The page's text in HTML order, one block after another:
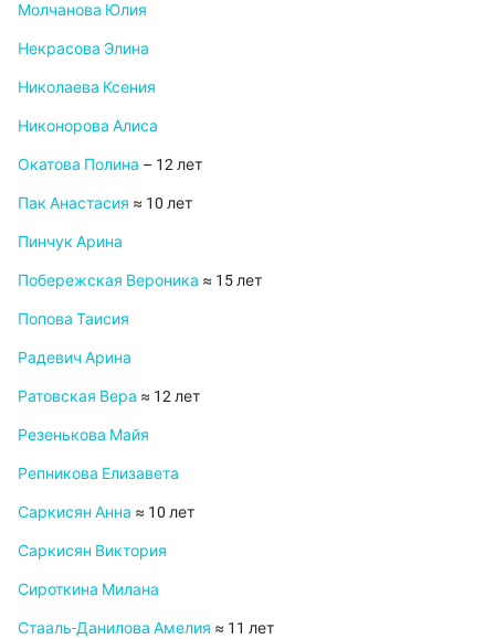
Молчанова Юлия
Некрасова Элина
Николаева Ксения
Никонорова Алиса
Окатова Полина – 12 лет
Пак Анастасия ≈ 10 лет
Пинчук Арина
Побережская Вероника ≈ 15 лет
Попова Таисия
Радевич Арина
Ратовская Вера ≈ 12 лет
Резенькова Майя
Репникова Елизавета
Саркисян Анна ≈ 10 лет
Саркисян Виктория
Сироткина Милана
Стааль-Данилова Амелия ≈ 11 лет